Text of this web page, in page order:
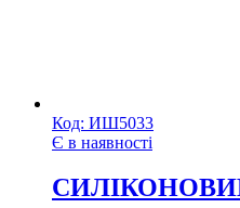
Код: ИШ5033
Є в наявності